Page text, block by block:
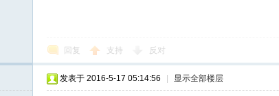
回复 支持 反对
发表于 2016-5-17 05:14:56 显示全部楼层